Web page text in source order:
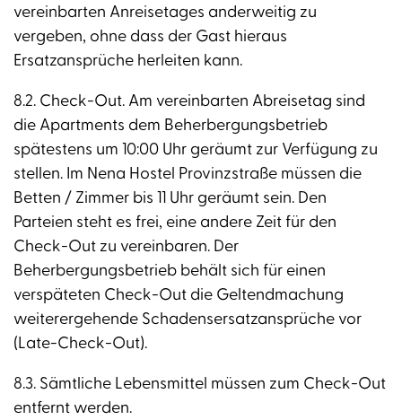
vereinbarten Anreisetages anderweitig zu
vergeben, ohne dass der Gast hieraus
Ersatzansprüche herleiten kann.
8.2. Check-Out. Am vereinbarten Abreisetag sind
die Apartments dem Beherbergungsbetrieb
spätestens um 10:00 Uhr geräumt zur Verfügung zu
stellen. Im Nena Hostel Provinzstraße müssen die
Betten / Zimmer bis 11 Uhr geräumt sein. Den
Parteien steht es frei, eine andere Zeit für den
Check-Out zu vereinbaren. Der
Beherbergungsbetrieb behält sich für einen
verspäteten Check-Out die Geltendmachung
weiterergehende Schadensersatzansprüche vor
(Late-Check-Out).
8.3. Sämtliche Lebensmittel müssen zum Check-Out
entfernt werden.